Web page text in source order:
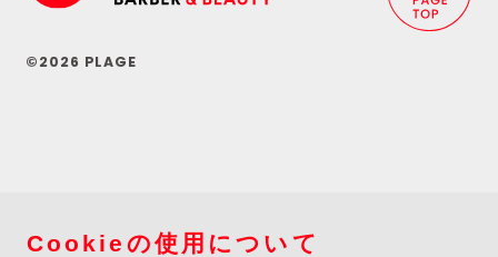
©2026 PLAGE
Cookieの使用について